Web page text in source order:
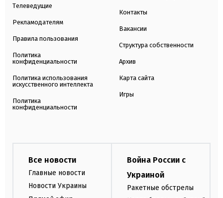
Телеведущие
Рекламодателям
Правила пользования
Политика
конфиденциальности
Политика использования
искусственного интеллекта
Политика
конфиденциальности
Контакты
Вакансии
Структура собственности
Архив
Карта сайта
Игры
Все новости
Главные новости
Новости Украины
Война России с
Украиной
Ракетные обстрелы